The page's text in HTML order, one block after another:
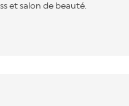
et salon de beauté.